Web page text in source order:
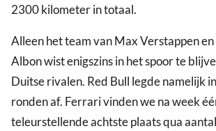
2300 kilometer in totaal.
Alleen het team van Max Verstappen
Albon wist enigszins in het spoor te
Duitse rivalen. Red Bull legde namelijk
ronden af. Ferrari vinden we na week
teleurstellende achtste plaats qua